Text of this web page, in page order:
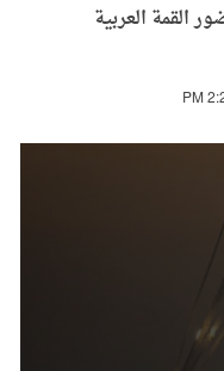
العربية